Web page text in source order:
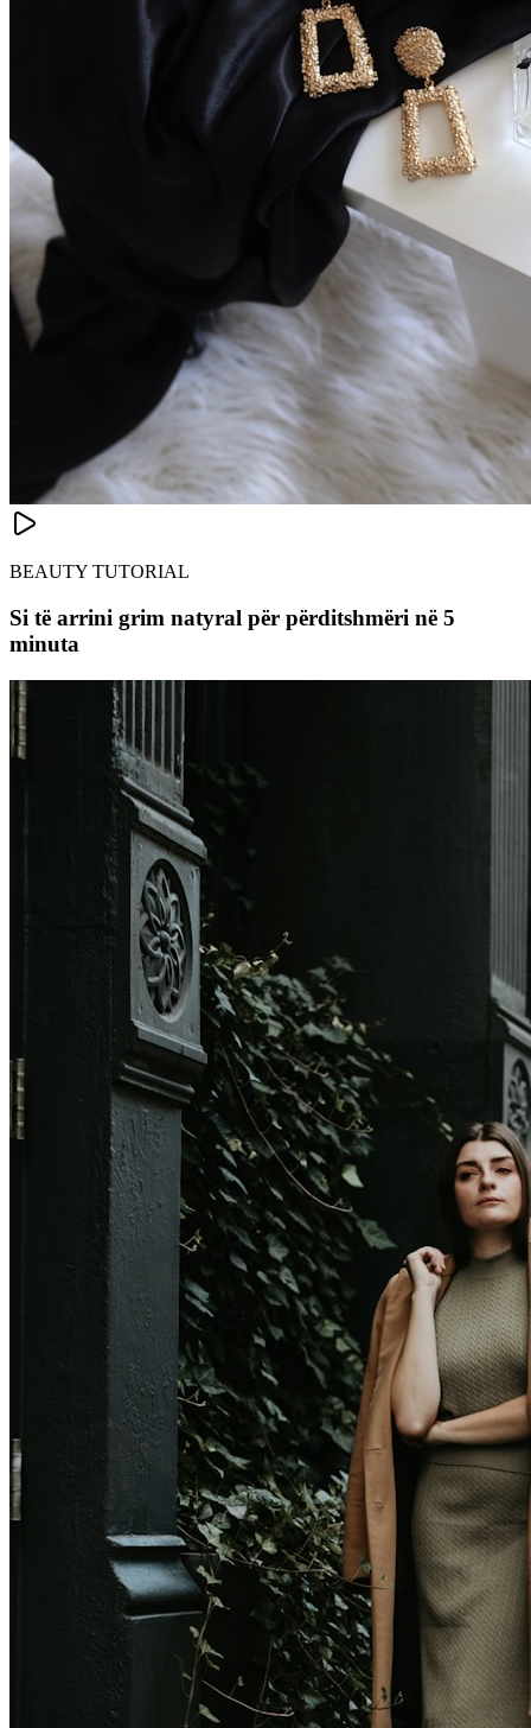
BEAUTY TUTORIAL
Si të arrini grim natyral për përditshmëri në 5
minuta